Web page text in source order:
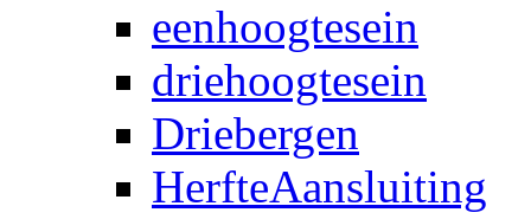
eenhoogtesein
driehoogtesein
Driebergen
HerfteAansluiting